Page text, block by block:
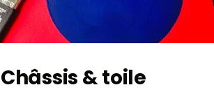
Châssis & toile